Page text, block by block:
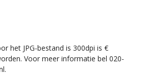
het JPG-bestand is 300dpi is €
Voor meer informatie bel 020-